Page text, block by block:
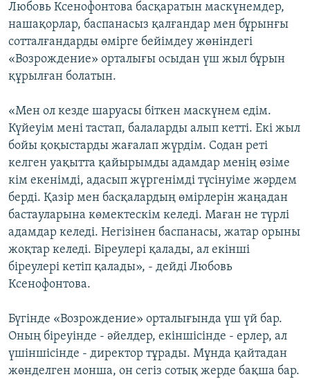
Любовь Ксенофонтова басқаратын маскүнемдер,
нашақорлар, баспанасыз қалғандар мен бұрынғы
сотталғандарды өмірге бейімдеу жөніндегі
«Возрождение» орталығы осыдан үш жыл бұрын
құрылған болатын.
«Мен ол кезде шаруасы біткен маскүнем едім.
Күйеуім мені тастап, балаларды алып кетті. Екі жыл
бойы қоқыстарды жағалап жүрдім. Содан реті
келген уақытта қайырымды адамдар менің өзіме
кім екенімді, адасып жүргенімді түсінуіме жәрдем
берді. Қазір мен басқалардың өмірлерін жаңадан
бастауларына көмектескім келеді. Маған не түрлі
адамдар келеді. Негізінен баспанасы, жатар орыны
жоқтар келеді. Біреулері қалады, ал екінші
біреулері кетіп қалады», - дейді Любовь
Ксенофонтова.
Бүгінде «Возрождение» орталығында үш үй бар.
Оның біреуінде - әйелдер, екіншісінде - ерлер, ал
үшіншісінде - директор тұрады. Мұнда қайтадан
жөнделген монша, он сегіз сотық жерде бақша бар.